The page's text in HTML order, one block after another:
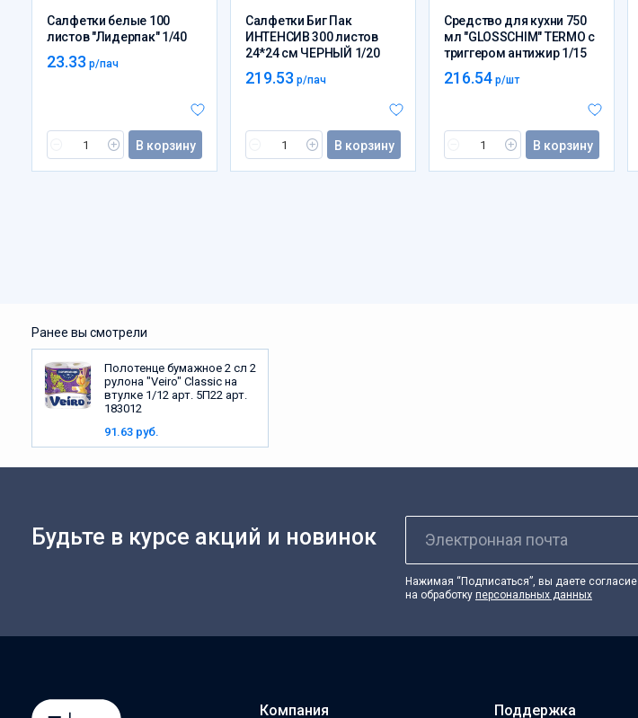
Салфетки белые 100
листов "Лидерпак" 1/40
23.33 р/пач
В корзину
Салфетки Биг Пак
ИНТЕНСИВ 300 листов
24*24 см ЧЕРНЫЙ 1/20
219.53 р/пач
В корзину
Средство для кухни 750
мл "GLOSSCHIM" TERMO с
триггером антижир 1/15
216.54 р/шт
В корзину
Ранее вы смотрели
Полотенце бумажное 2 сл 2
рулона "Veiro" Classic на
втулке 1/12 арт. 5П22 арт.
183012
91.63 руб.
Будьте в курсе акций и новинок Электронная почта
Нажимая “Подписаться”, вы даете согласие
на обработку персональных данных
Компания Поддержка